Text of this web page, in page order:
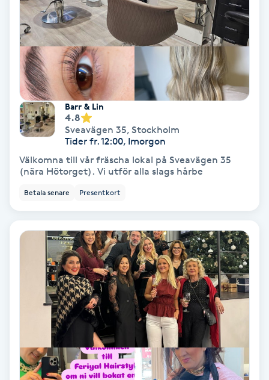
Hot yoga
Hudföryngring
Huduppstramning
Hudvård
Hyaluronsyra
Hyperhidros
Hårborttagning
Hårbottenbehandling
Hårförlängning
Hårvård
Barr & Lin
4.8
Sveavägen 35, Stockholm
Tider fr. 12:00, Imorgon
Välkomna till vår fräscha lokal på Sveavägen 35
(nära Hötorget). Vi utför alla slags hårbe
Betala senare Presentkort